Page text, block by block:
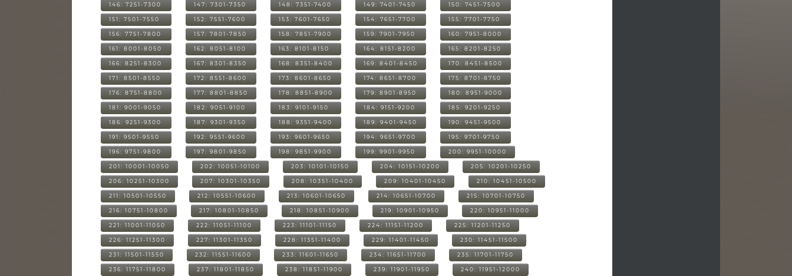
146: 7251-7300 147: 7301-7350 148: 7351-7400 149: 7401-7450 150: 7451-7500
151: 7501-7550 152: 7551-7600 153: 7601-7650 154: 7651-7700 155: 7701-7750
156: 7751-7800 157: 7801-7850 158: 7851-7900 159: 7901-7950 160: 7951-8000
161: 8001-8050 162: 8051-8100 163: 8101-8150 164: 8151-8200 165: 8201-8250
166: 8251-8300 167: 8301-8350 168: 8351-8400 169: 8401-8450 170: 8451-8500
171: 8501-8550 172: 8551-8600 173: 8601-8650 174: 8651-8700 175: 8701-8750
176: 8751-8800 177: 8801-8850 178: 8851-8900 179: 8901-8950 180: 8951-9000
181: 9001-9050 182: 9051-9100 183: 9101-9150 184: 9151-9200 185: 9201-9250
186: 9251-9300 187: 9301-9350 188: 9351-9400 189: 9401-9450 190: 9451-9500
191: 9501-9550 192: 9551-9600 193: 9601-9650 194: 9651-9700 195: 9701-9750
196: 9751-9800 197: 9801-9850 198: 9851-9900 199: 9901-9950 200: 9951-10000
201: 10001-10050 202: 10051-10100 203: 10101-10150 204: 10151-10200 205: 10201-10250
206: 10251-10300 207: 10301-10350 208: 10351-10400 209: 10401-10450 210: 10451-10500
211: 10501-10550 212: 10551-10600 213: 10601-10650 214: 10651-10700 215: 10701-10750
216: 10751-10800 217: 10801-10850 218: 10851-10900 219: 10901-10950 220: 10951-11000
221: 11001-11050 222: 11051-11100 223: 11101-11150 224: 11151-11200 225: 11201-11250
226: 11251-11300 227: 11301-11350 228: 11351-11400 229: 11401-11450 230: 11451-11500
231: 11501-11550 232: 11551-11600 233: 11601-11650 234: 11651-11700 235: 11701-11750
236: 11751-11800 237: 11801-11850 238: 11851-11900 239: 11901-11950 240: 11951-12000